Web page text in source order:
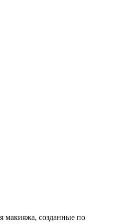
макияжа, созданные по